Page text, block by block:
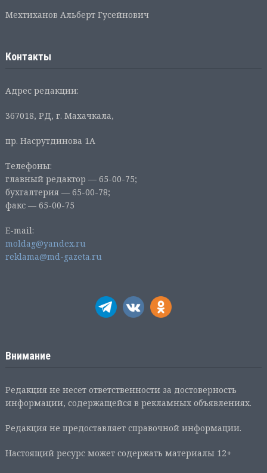
Мехтиханов Альберт Гусейнович
Контакты
Адрес редакции:
367018, РД, г. Махачкала,
пр. Насрутдинова 1А
Телефоны:
главный редактор — 65-00-75;
бухгалтерия — 65-00-78;
факс — 65-00-75
E-mail:
moldag@yandex.ru
reklama@md-gazeta.ru
Внимание
Редакция не несет ответственности за достоверность
информации, содержащейся в рекламных объявлениях.
Редакция не предоставляет справочной информации.
Настоящий ресурс может содержать материалы 12+